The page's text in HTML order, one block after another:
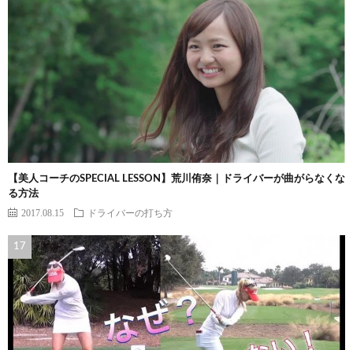
【美人コーチのSPECIAL LESSON】荒川侑奈｜ドライバーが曲がらなくな
る方法
2017.08.15 ドライバーの打ち方